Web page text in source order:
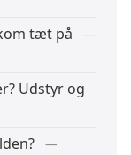
tæt på
—
Udstyr og
—